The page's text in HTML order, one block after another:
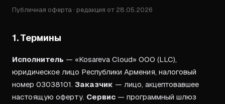
Публичная оферта · редакция от 28.05.2026
1. Термины
Исполнитель — «Kosareva Cloud» ООО (LLC),
юридическое лицо Республики Армения, налоговый
номер 03038101. Заказчик — лицо, акцептовавшее
настоящую оферту. Сервис — программный шлюз